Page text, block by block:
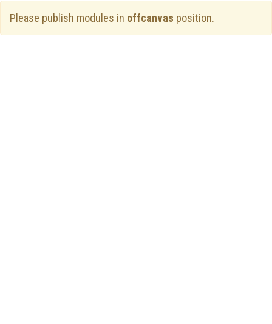
Please publish modules in offcanvas position.